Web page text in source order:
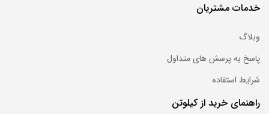
خدمات مشتریان
وبلاگ
پاسخ به پرسش های متداول
شرایط استفاده
راهنمای خرید از کیلوتن